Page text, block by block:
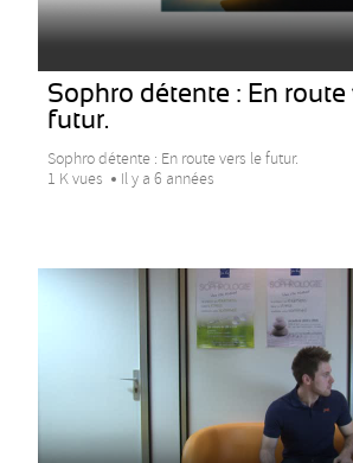
Sophro détente : En route
futur.
Sophro détente : En route vers le futur.
1 K vues
Il y a 6 années